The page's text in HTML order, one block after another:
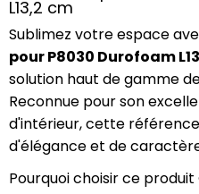
L13,2 cm
Sublimez votre espace
pour P8030 Durofoam
solution haut de gamme
Reconnue pour son
d'intérieur, cette
d'élégance et de
Pourquoi choisir ce